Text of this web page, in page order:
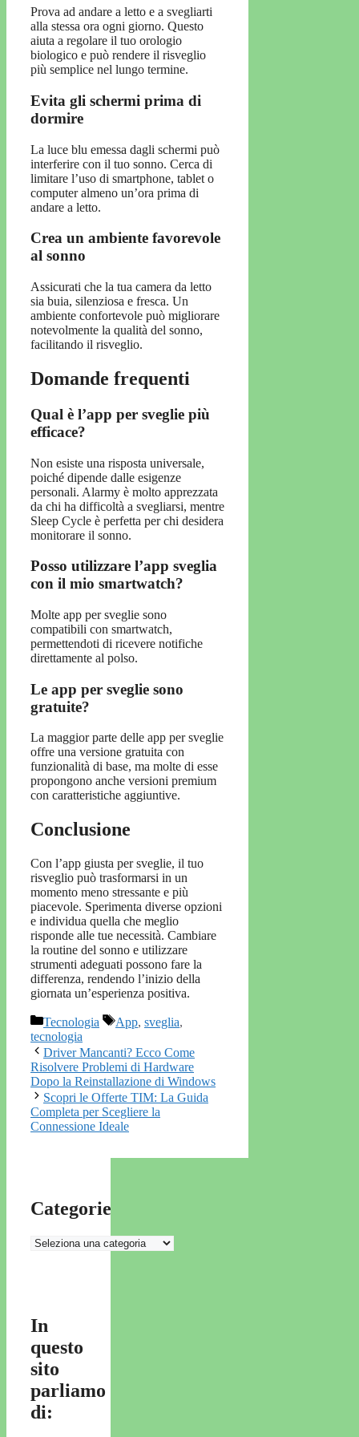
Prova ad andare a letto e a svegliarti
alla stessa ora ogni giorno. Questo
aiuta a regolare il tuo orologio
biologico e può rendere il risveglio
più semplice nel lungo termine.
Evita gli schermi prima di
dormire
La luce blu emessa dagli schermi può
interferire con il tuo sonno. Cerca di
limitare l’uso di smartphone, tablet o
computer almeno un’ora prima di
andare a letto.
Crea un ambiente favorevole
al sonno
Assicurati che la tua camera da letto
sia buia, silenziosa e fresca. Un
ambiente confortevole può migliorare
notevolmente la qualità del sonno,
facilitando il risveglio.
Domande frequenti
Qual è l’app per sveglie più
efficace?
Non esiste una risposta universale,
poiché dipende dalle esigenze
personali. Alarmy è molto apprezzata
da chi ha difficoltà a svegliarsi, mentre
Sleep Cycle è perfetta per chi desidera
monitorare il sonno.
Posso utilizzare l’app sveglia
con il mio smartwatch?
Molte app per sveglie sono
compatibili con smartwatch,
permettendoti di ricevere notifiche
direttamente al polso.
Le app per sveglie sono
gratuite?
La maggior parte delle app per sveglie
offre una versione gratuita con
funzionalità di base, ma molte di esse
propongono anche versioni premium
con caratteristiche aggiuntive.
Conclusione
Con l’app giusta per sveglie, il tuo
risveglio può trasformarsi in un
momento meno stressante e più
piacevole. Sperimenta diverse opzioni
e individua quella che meglio
risponde alle tue necessità. Cambiare
la routine del sonno e utilizzare
strumenti adeguati possono fare la
differenza, rendendo l’inizio della
giornata un’esperienza positiva.
Categorie
Tecnologia Tag
App, sveglia,
tecnologia
Driver Mancanti? Ecco Come
Risolvere Problemi di Hardware
Dopo la Reinstallazione di Windows
Scopri le Offerte TIM: La Guida
Completa per Scegliere la
Connessione Ideale
Categorie
Categorie
In
questo
sito
parliamo
di: